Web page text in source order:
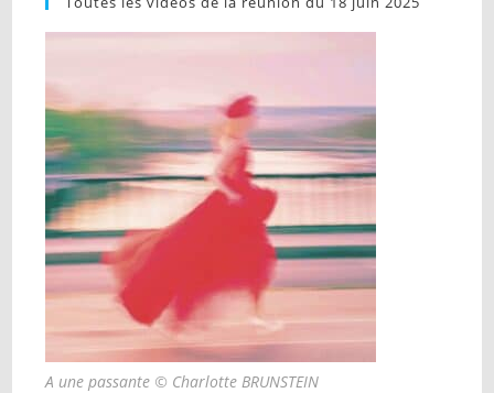
A une passante © Charlotte BRUNSTEIN